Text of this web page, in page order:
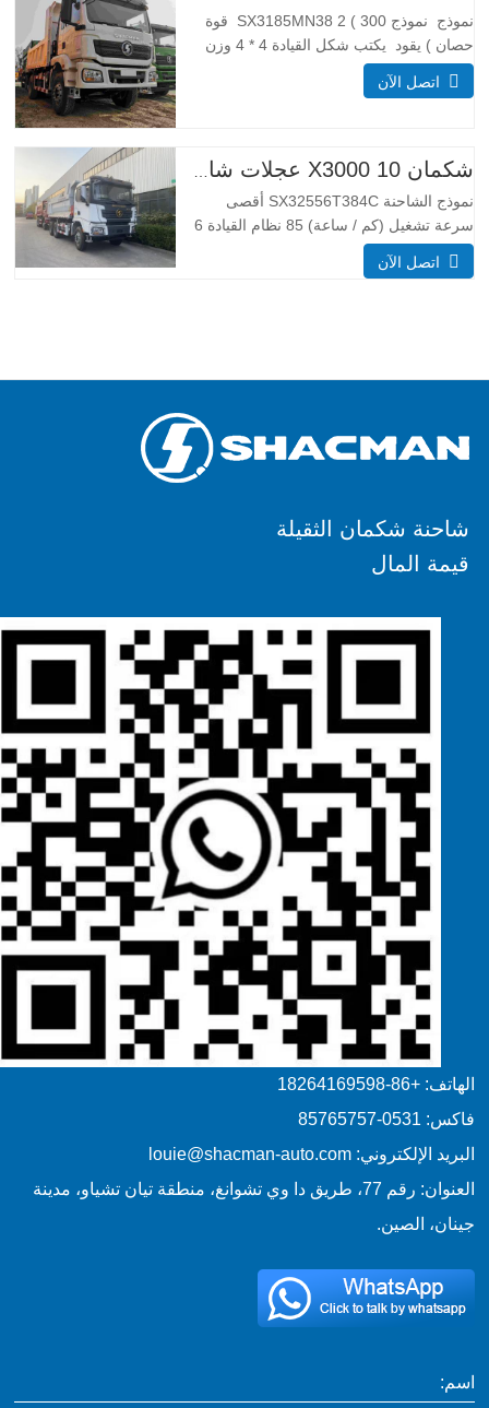
نموذج نموذج SX3185MN38 2 ( 300 قوة
حصان ) يقود يكتب شكل القيادة 4 * 4 وزن
معلمة الوزن مكتمل تطويق الكتلة (كجم)
كبح الوزن 55 00 إجمالي كتلة التحميل (كجم)
عالية
اتصل الآن
نموذج الشاحنة SX32556T384C أقصى
سرعة تشغيل (كم / ساعة) 85 نظام القيادة 6
اتصل الآن
شاحنة شكمان الثقيلة
قيمة المال
الهاتف: +86-18264169598
فاكس: 0531-85765757
البريد الإلكتروني: louie@shacman-auto.com
العنوان: رقم 77، طريق دا وي تشوانغ، منطقة تيان تشياو، مدينة
جينان، الصين.
اسم: